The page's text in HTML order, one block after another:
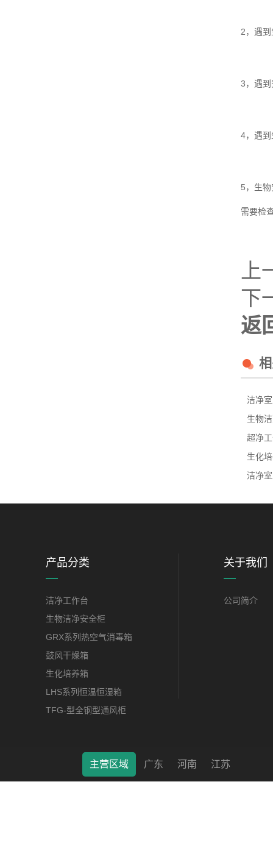
2，遇
3，遇
4，遇
5，生
需要检
下
返
洁净
生物
超净
生化
洁净
产品分类
洁净工作台
生物洁净安全柜
GRX系列热空气消毒箱
鼓风干燥箱
生化培养箱
LHS系列恒温恒湿箱
TFG-型全钢型通风柜
关于我们
公司简介
莱特（南通）科学仪器有限公司 © 2022 版权所有 备案号
主营区域 广东 河南 江苏